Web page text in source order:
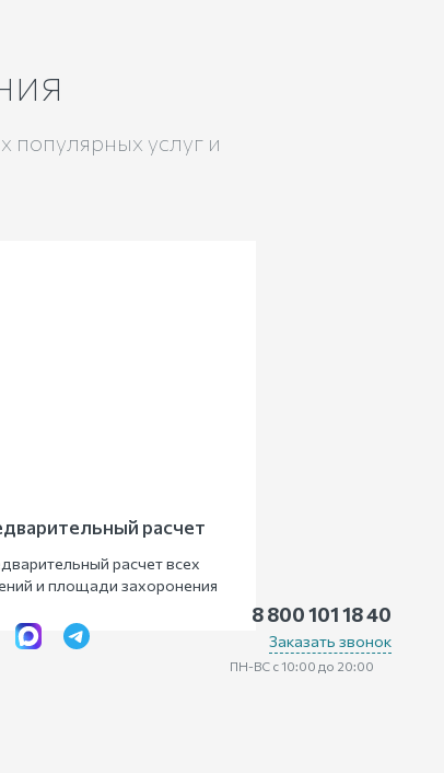
8 800 101 18 40
Заказать звонок
ПН-ВС с 10:00 до 20:00
популярных услуг и
расчет
расчет всех
и площади захоронения